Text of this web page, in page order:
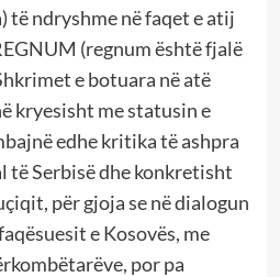
të ndryshme në faqet e atij
(regnum është fjalë
e botuara në atë
kryesisht me statusin e
edhe kritika të ashpra
të Serbisë dhe konkretisht
për gjoja se në dialogun
e Kosovës, me
por pa